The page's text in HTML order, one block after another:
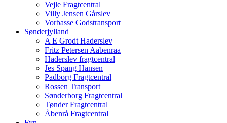
Vejle Fragtcentral
Villy Jensen Gårslev
Vorbasse Godstransport
Sønderjylland
A E Grodt Haderslev
Fritz Petersen Aabenraa
Haderslev fragtcentral
Jes Spang Hansen
Padborg Fragtcentral
Rossen Transport
Sønderborg Fragtcentral
Tønder Fragtcentral
Åbenrå Fragtcentral